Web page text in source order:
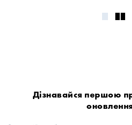
Дізнавайся першою